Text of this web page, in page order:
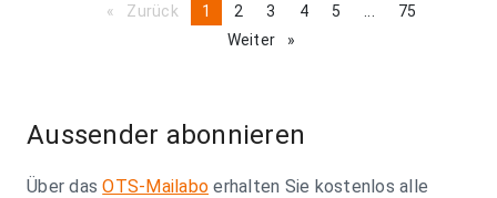
Zurück pageYou're
1 page
2 page
3 page
4 page
5 pagepage
75
Weiter
page
Aussender abonnieren
Über dasOTS-Mailabo erhalten Sie kostenlos alle